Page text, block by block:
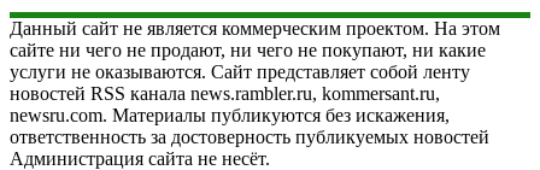
Данный сайт не является коммерческим проектом. На этом
сайте ни чего не продают, ни чего не покупают, ни какие
услуги не оказываются. Сайт представляет собой ленту
новостей RSS канала news.rambler.ru, kommersant.ru,
newsru.com. Материалы публикуются без искажения,
ответственность за достоверность публикуемых новостей
Администрация сайта не несёт.